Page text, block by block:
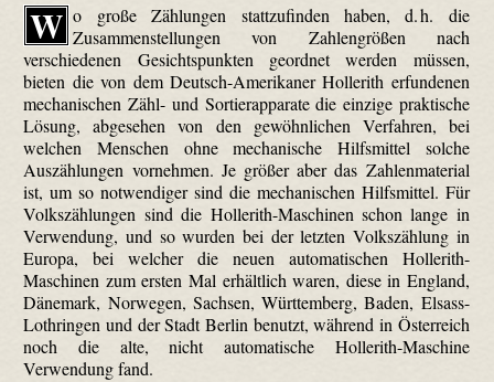
W o große Zählungen stattzufinden haben, d. h. die
Zusammenstellungen von Zahlengrößen nach
verschiedenen Gesichtspunkten geordnet werden müssen,
bieten die von dem Deutsch-Amerikaner Holle­rith erfundenen
mechanischen Zähl- und Sortierapparate die einzige praktische
Lösung, abgesehen von den gewöhnlichen Verfahren, bei
welchen Menschen ohne mechanische Hilfsmittel solche
Auszählungen vornehmen. Je größer aber das Zahlenmaterial
ist, um so notwendiger sind die mechanischen Hilfsmittel. Für
Volkszählungen sind die Holle­rith-Maschinen schon lange in
Verwendung, und so wurden bei der letzten Volkszählung in
Europa, bei welcher die neuen automatischen Holle­rith-
Maschinen zum ersten Mal erhältlich waren, diese in England,
Dänemark, Norwegen, Sachsen, Württemberg, Baden, Elsass-
Lothringen und der Stadt Berlin benutzt, während in Österreich
noch die alte, nicht automatische Holle­rith-Maschine
Verwendung fand.